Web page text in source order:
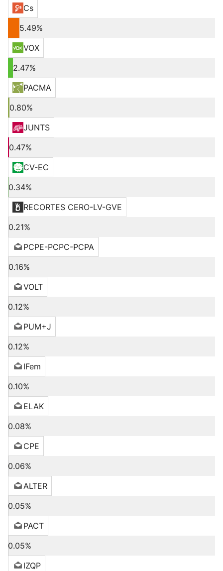
Cs
5.49%
VOX
2.47%
PACMA
0.80%
JUNTS
0.47%
CV-EC
0.34%
RECORTES CERO-LV-GVE
0.21%
PCPE-PCPC-PCPA
0.16%
VOLT
0.12%
PUM+J
0.12%
IFem
0.10%
ELAK
0.08%
CPE
0.06%
ALTER
0.05%
PACT
0.05%
IZQP